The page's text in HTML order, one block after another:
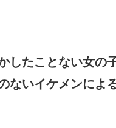
したことない女の
ないイケメンによ